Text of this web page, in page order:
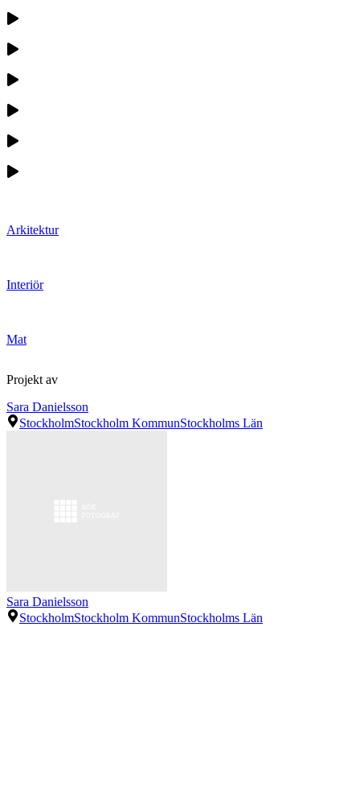
Arkitektur
Interiör
Mat
Projekt av
Sara Danielsson
StockholmStockholm KommunStockholms Län
Sara Danielsson
StockholmStockholm KommunStockholms Län